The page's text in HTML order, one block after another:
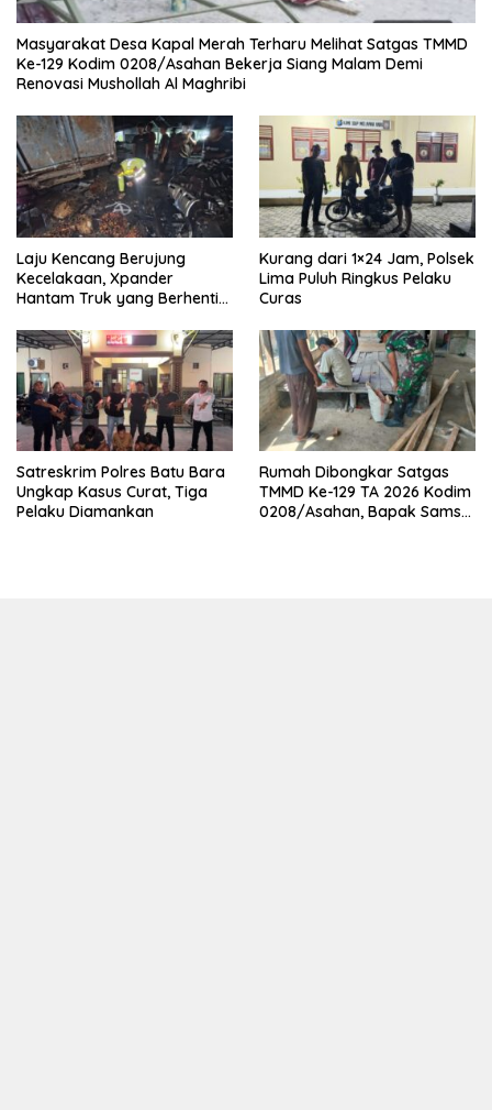
Masyarakat Desa Kapal Merah Terharu Melihat Satgas TMMD
Ke-129 Kodim 0208/Asahan Bekerja Siang Malam Demi
Renovasi Mushollah Al Maghribi
Laju Kencang Berujung
Kecelakaan, Xpander
Hantam Truk yang Berhenti
Kurang dari 1×24 Jam, Polsek
Lima Puluh Ringkus Pelaku
Curas
Satreskrim Polres Batu Bara
Ungkap Kasus Curat, Tiga
Pelaku Diamankan
Rumah Dibongkar Satgas
TMMD Ke-129 TA 2026 Kodim
0208/Asahan, Bapak Samsul